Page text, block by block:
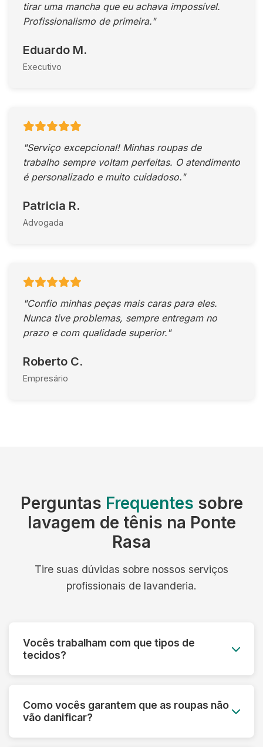
tirar uma mancha que eu achava impossível.
Profissionalismo de primeira."
Eduardo M.
Executivo
"Serviço excepcional! Minhas roupas de
trabalho sempre voltam perfeitas. O atendimento
é personalizado e muito cuidadoso."
Patricia R.
Advogada
"Confio minhas peças mais caras para eles.
Nunca tive problemas, sempre entregam no
prazo e com qualidade superior."
Roberto C.
Empresário
Perguntas Frequentes sobre
lavagem de tênis na Ponte
Rasa
Tire suas dúvidas sobre nossos serviços
profissionais de lavanderia.
Vocês trabalham com que tipos de
tecidos?
tecidos sintéticos e técnicos. Cada material
Como vocês garantem que as roupas não
vão danificar?